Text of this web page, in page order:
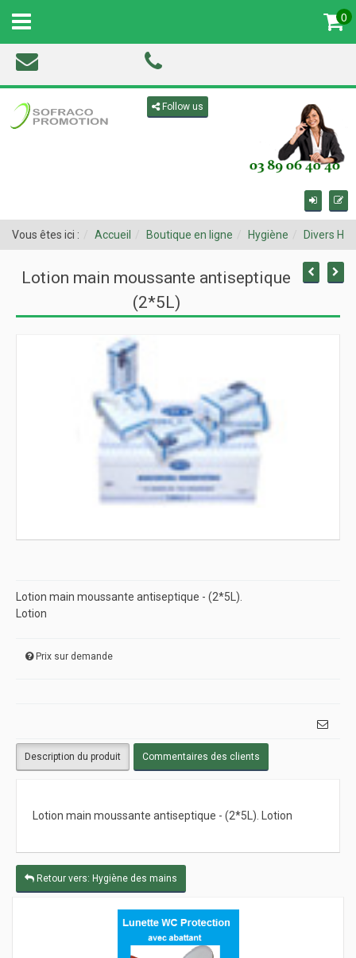
Follow us
0
MENU
Vous êtes ici : Accueil Boutique en ligne Hygiène Divers
Lotion main moussante antiseptique
(2*5L)
Lotion main moussante antiseptique - (2*5L).
Lotion
Prix sur demande
Description du produit Commentaires des clients
Lotion main moussante antiseptique - (2*5L). Lotion
Retour vers: Hygiène des mains